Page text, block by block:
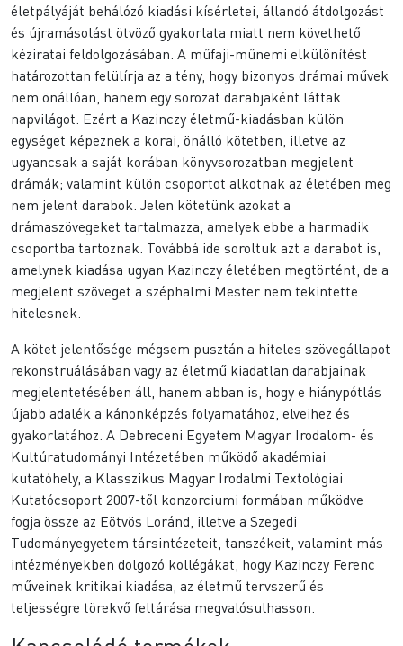
életpályáját behálózó kiadási kísérletei, állandó átdolgozást
és újramásolást ötvöző gyakorlata miatt nem követhető
kéziratai feldolgozásában. A műfaji-műnemi elkülönítést
határozottan felülírja az a tény, hogy bizonyos drámai művek
nem önállóan, hanem egy sorozat darabjaként láttak
napvilágot. Ezért a Kazinczy életmű-kiadásban külön
egységet képeznek a korai, önálló kötetben, illetve az
ugyancsak a saját korában könyvsorozatban megjelent
drámák; valamint külön csoportot alkotnak az életében meg
nem jelent darabok. Jelen kötetünk azokat a
drámaszövegeket tartalmazza, amelyek ebbe a harmadik
csoportba tartoznak. Továbbá ide soroltuk azt a darabot is,
amelynek kiadása ugyan Kazinczy életében megtörtént, de a
megjelent szöveget a széphalmi Mester nem tekintette
hitelesnek.
A kötet jelentősége mégsem pusztán a hiteles szövegállapot
rekonstruálásában vagy az életmű kiadatlan darabjainak
megjelentetésében áll, hanem abban is, hogy e hiánypótlás
újabb adalék a kánonképzés folyamatához, elveihez és
gyakorlatához. A Debreceni Egyetem Magyar Irodalom- és
Kultúratudományi Intézetében működő akadémiai
kutatóhely, a Klasszikus Magyar Irodalmi Textológiai
Kutatócsoport 2007-től konzorciumi formában működve
fogja össze az Eötvös Loránd, illetve a Szegedi
Tudományegyetem társintézeteit, tanszékeit, valamint más
intézményekben dolgozó kollégákat, hogy Kazinczy Ferenc
műveinek kritikai kiadása, az életmű tervszerű és
teljességre törekvő feltárása megvalósulhasson.